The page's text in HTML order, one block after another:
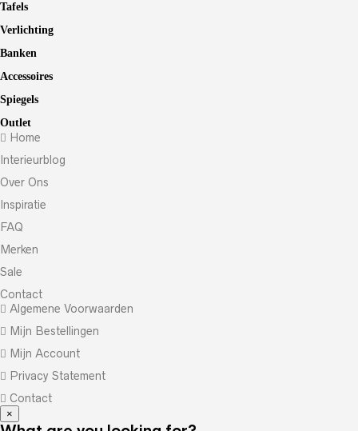
Tafels
Verlichting
Banken
Accessoires
Spiegels
Outlet
Home
Interieurblog
Over Ons
Inspiratie
FAQ
Merken
Sale
Contact
Algemene Voorwaarden
Mijn Bestellingen
Mijn Account
Privacy Statement
Contact
×